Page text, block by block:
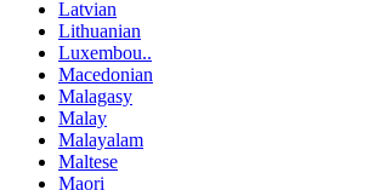
Latvian
Lithuanian
Luxembou..
Macedonian
Malagasy
Malay
Malayalam
Maltese
Maori